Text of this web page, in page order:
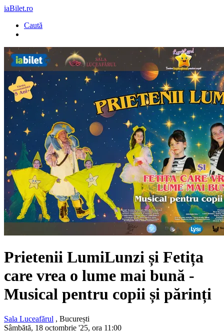
iaBilet.ro
Caută
Prietenii LumiLunzi și Fetița
care vrea o lume mai bună -
Musical pentru copii și părinți
Sala Luceafărul , București
Sâmbătă, 18 octombrie '25, ora 11:00